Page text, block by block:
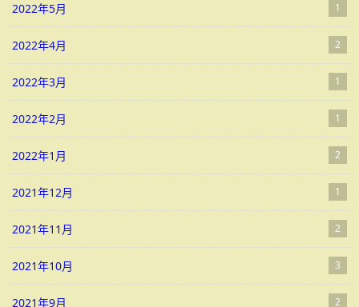
2022年5月 1
2022年4月 2
2022年3月 1
2022年2月 1
2022年1月 2
2021年12月 1
2021年11月 2
2021年10月 3
2021年9月 2